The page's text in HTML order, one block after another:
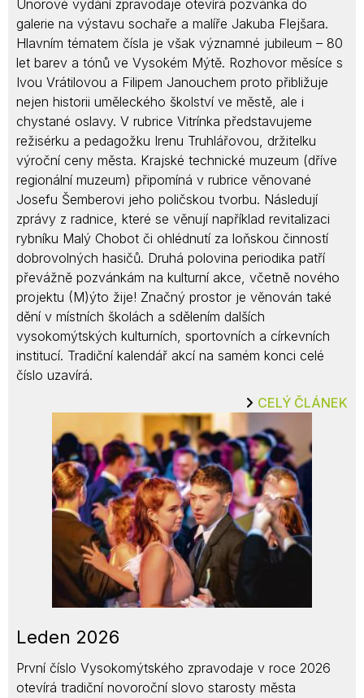
Únorové vydání zpravodaje otevírá pozvánka do
galerie na výstavu sochaře a malíře Jakuba Flejšara.
Hlavním tématem čísla je však významné jubileum – 80
let barev a tónů ve Vysokém Mýtě. Rozhovor měsíce s
Ivou Vrátilovou a Filipem Janouchem proto přibližuje
nejen historii uměleckého školství ve městě, ale i
chystané oslavy. V rubrice Vitrínka představujeme
režisérku a pedagožku Irenu Truhlářovou, držitelku
výroční ceny města. Krajské technické muzeum (dříve
regionální muzeum) připomíná v rubrice věnované
Josefu Šemberovi jeho poličskou tvorbu. Následují
zprávy z radnice, které se věnují například revitalizaci
rybníku Malý Chobot či ohlédnutí za loňskou činností
dobrovolných hasičů. Druhá polovina periodika patří
převážně pozvánkám na kulturní akce, včetně nového
projektu (M)ýto žije! Značný prostor je věnován také
dění v místních školách a sdělením dalších
vysokomýtských kulturních, sportovních a církevních
institucí. Tradiční kalendář akcí na samém konci celé
číslo uzavírá.
CELÝ ČLÁNEK
Leden 2026
První číslo Vysokomýtského zpravodaje v roce 2026
otevírá tradiční novoroční slovo starosty města